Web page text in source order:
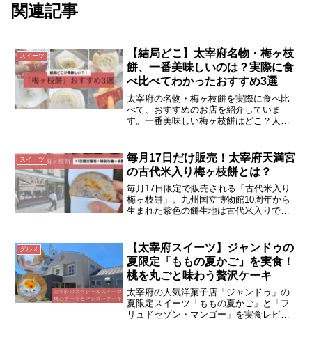
関連記事
スイーツ
【結局どこ】太宰府名物・梅ヶ枝
餅、一番美味しいのは？実際に食
べ比べてわかったおすすめ3選
太宰府の名物・梅ヶ枝餅を実際に食べ比
べて、おすすめのお店を紹介していま
す。一番美味しい梅ヶ枝餅はどこ？人気
スイーツ
毎月17日だけ販売！太宰府天満宮
の古代米入り梅ヶ枝餅とは？
毎月17日限定で販売される「古代米入り
梅ヶ枝餅」。九州国立博物館10周年から
生まれた紫色の餅生地は古代米入りで、
す。
グルメ
【太宰府スイーツ】ジャンドゥの
夏限定「ももの夏かご」を実食！
桃を丸ごと味わう贅沢ケーキ
太宰府の人気洋菓子店「ジャンドゥ」の
夏限定スイーツ「ももの夏かご」と「フ
リュドセゾン・マンゴー」を実食レビュ